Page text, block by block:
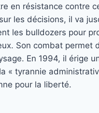
en résistance contre
les décisions, il va
les bulldozers pour
Son combat permet
En 1994, il érige
« tyrannie
pour la liberté.